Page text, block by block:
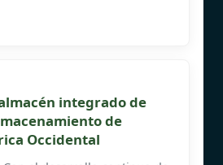
integrado de
de
Occidental